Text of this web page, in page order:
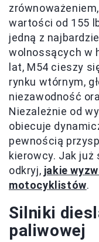
wartości od 155
jedną z
wolnossących w
lat, M54 cieszy
rynku wtórnym,
niezawodność
Niezależnie od
obiecuje
pewnością
kierowcy. Jak
odkryj, jakie
motocyklistów.
Silniki
paliwowej